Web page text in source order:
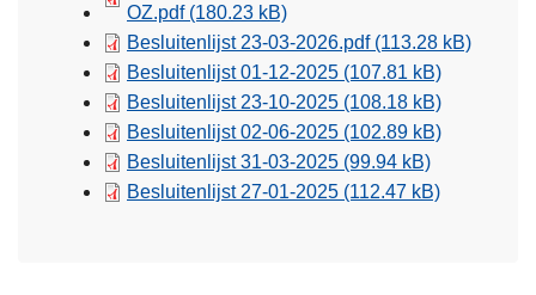
OZ.pdf (180.23 kB)
Besluitenlijst 23-03-2026.pdf (113.28 kB)
Besluitenlijst 01-12-2025 (107.81 kB)
Besluitenlijst 23-10-2025 (108.18 kB)
Besluitenlijst 02-06-2025 (102.89 kB)
Besluitenlijst 31-03-2025 (99.94 kB)
Besluitenlijst 27-01-2025 (112.47 kB)